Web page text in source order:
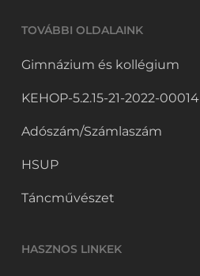
TOVÁBBI OLDALAINK
Gimnázium és kollégium
KEHOP-5.2.15-21-2022-00014
Adószám/Számlaszám
HSUP
Táncművészet
HASZNOS LINKEK